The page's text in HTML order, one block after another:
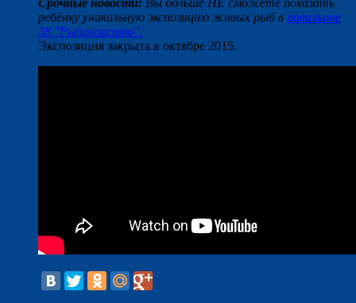
Срочные новости: Вы больше НЕ сможете показать
ребёнку уникальную экспозицию живых рыб в павильоне
38 "Рыболовство".
Экспозиция закрыта в октябре 2015.